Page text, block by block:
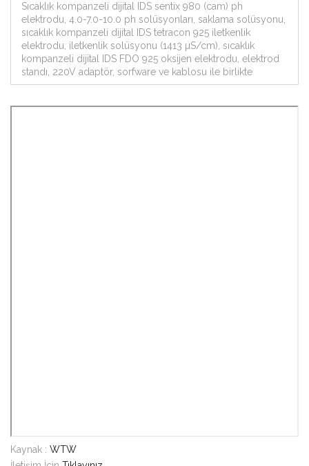
Sıcaklık kompanzeli dijital IDS sentix 980 (cam) ph
elektrodu, 4.0-7.0-10.0 ph solüsyonları, saklama solüsyonu,
sıcaklık kompanzeli dijital IDS tetracon 925 iletkenlik
elektrodu, iletkenlik solüsyonu (1413 µS/cm), sıcaklık
kompanzeli dijital IDS FDO 925 oksijen elektrodu, elektrod
standı, 220V adaptör, sorfware ve kablosu ile birlikte
Kaynak : WTW